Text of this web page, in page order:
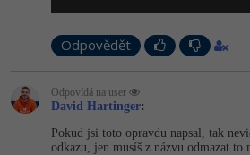
Pro děti
Fórum
Odpovědět
Odpovídá na user
David Hartinger:
Pokud jsi toto opravdu napsal, tak
odkazu, jen musíš z názvu odmazat to